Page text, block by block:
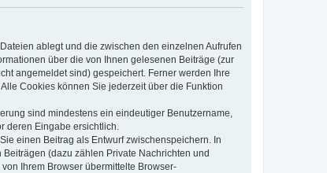
ablegt und die zwischen den einzelnen Aufrufen
über die von Ihnen gelesenen Beiträge (zur
angemeldet sind) gespeichert. Ferner werden Ihre
Cookies können Sie jederzeit über die Funktion
sind mindestens ein eindeutiger Benutzername,
deren Eingabe ersichtlich.
einen Beitrag als Entwurf zwischenspeichern. In
(dazu zählen Private Nachrichten und
Ihrem Browser übermittelte Browser-